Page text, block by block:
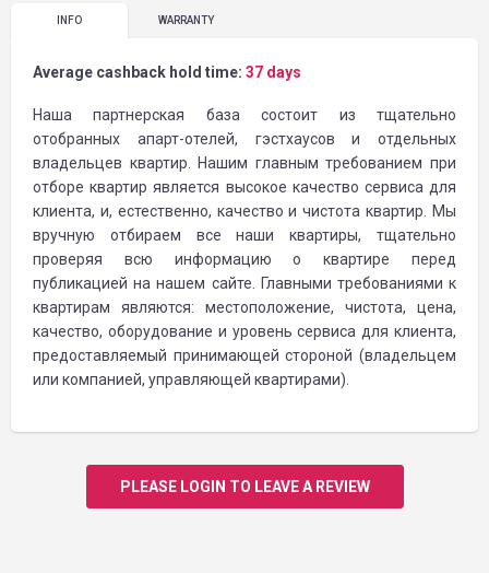
INFO WARRANTY
Average cashback hold time: 37 days
Наша партнерская база состоит из тщательно
отобранных апарт-отелей, гэстхаусов и отдельных
владельцев квартир. Нашим главным требованием при
отборе квартир является высокое качество сервиса для
клиента, и, естественно, качество и чистота квартир. Мы
вручную отбираем все наши квартиры, тщательно
проверяя всю информацию о квартире перед
публикацией на нашем сайте. Главными требованиями к
квартирам являются: местоположение, чистота, цена,
качество, оборудование и уровень сервиса для клиента,
предоставляемый принимающей стороной (владельцем
или компанией, управляющей квартирами).
PLEASE LOGIN TO LEAVE A REVIEW